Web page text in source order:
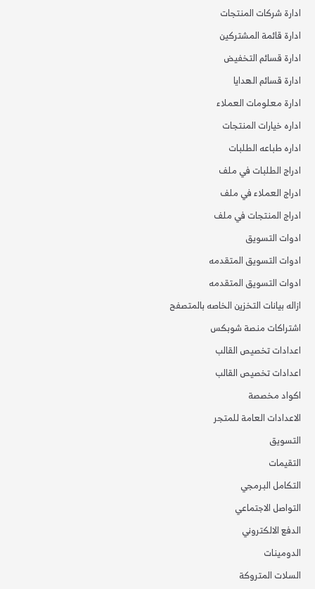
ادارة شركات المنتجات
ادارة قائمة المشتركين
ادارة قسائم التخفيض
ادارة قسائم الهدايا
ادارة معلومات العملاء
اداره خيارات المنتجات
اداره طباعه الطلبات
ادراج الطلبات في ملف
ادراج العملاء في ملف
ادراج المنتجات في ملف
ادوات التسويق
ادوات التسويق المتقدمه
ادوات التسويق المتقدمه
ازاله بيانات التخزين الخاصه بالمتصفح
اشتراكات منصة شوبكس
اعدادات تخصيص القالب
اعدادات تخصيص القالب
اكواد مخصصة
الاعدادات العامة للمتجر
التسويق
التقيمات
التكامل البرمجي
التواصل الاجتماعي
الدفع الالكتروني
الدومينات
السلات المتروكة